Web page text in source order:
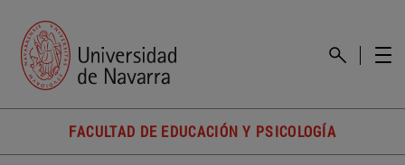
FACULTAD DE EDUCACIÓN Y PSICOLOGÍA